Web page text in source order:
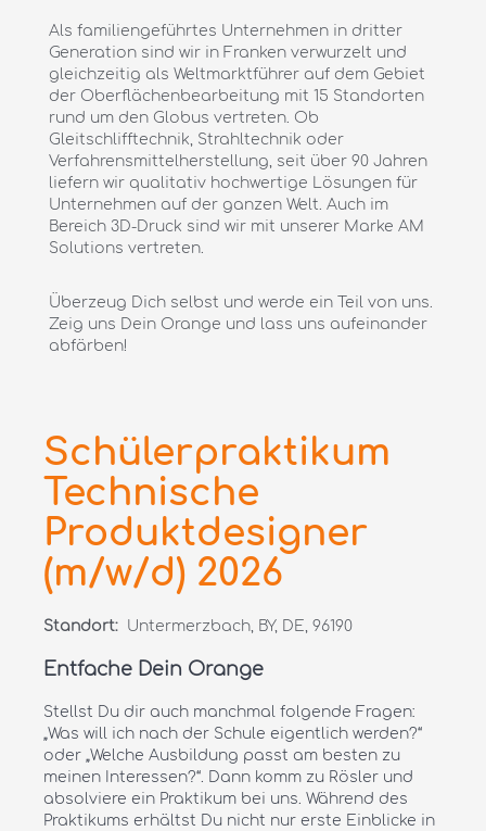
Als familiengeführtes Unternehmen in dritter
Generation sind wir in Franken verwurzelt und
gleichzeitig als Weltmarktführer auf dem Gebiet
der Oberflächenbearbeitung mit 15 Standorten
rund um den Globus vertreten. Ob
Gleitschlifftechnik, Strahltechnik oder
Verfahrensmittelherstellung, seit über 90 Jahren
liefern wir qualitativ hochwertige Lösungen für
Unternehmen auf der ganzen Welt. Auch im
Bereich 3D-Druck sind wir mit unserer Marke AM
Solutions vertreten.
Überzeug Dich selbst und werde ein Teil von uns.
Zeig uns Dein Orange und lass uns aufeinander
abfärben!
Schülerpraktikum
Technische
Produktdesigner
(m/w/d) 2026
Standort: Untermerzbach, BY, DE, 96190
Entfache Dein Orange
Stellst Du dir auch manchmal folgende Fragen:
„Was will ich nach der Schule eigentlich werden?“
oder „Welche Ausbildung passt am besten zu
meinen Interessen?“. Dann komm zu Rösler und
absolviere ein Praktikum bei uns. Während des
Praktikums erhältst Du nicht nur erste Einblicke in